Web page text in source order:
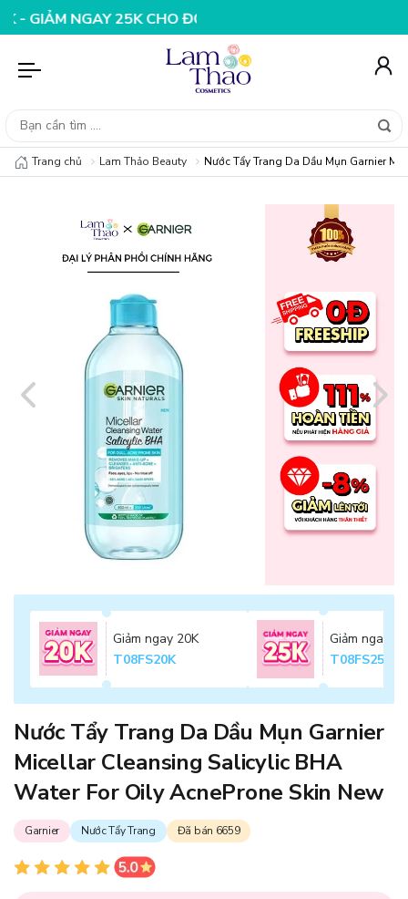
25K CHO ĐƠN HÀNG 99K
Trang chủ Lam Thảo Beauty Nước Tẩy Trang Da Dầu Mụn Garnier
Giảm ngay 20K
T08FS20K
Giảm ngay
T08FS25K
Nước Tẩy Trang Da Dầu Mụn Garnier
Micellar Cleansing Salicylic BHA
Water For Oily AcneProne Skin New
Garnier Nước Tẩy Trang Đã bán 6659